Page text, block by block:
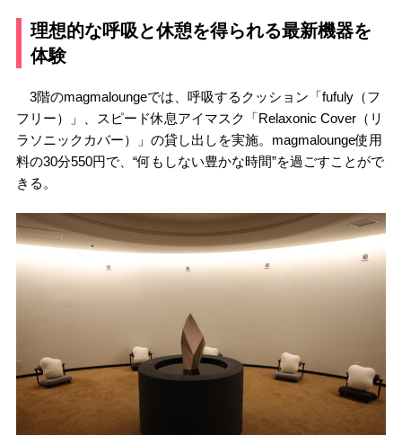
理想的な呼吸と休憩を得られる最新機器を
体験
3階のmagmaloungeでは、呼吸するクッション「fufuly（フ
フリー）」、スピード休息アイマスク「Relaxonic Cover（リ
ラソニックカバー）」の貸し出しを実施。 magmalounge使用
料の30分550円で、“何もしない豊かな時間”を過ごすことがで
きる。